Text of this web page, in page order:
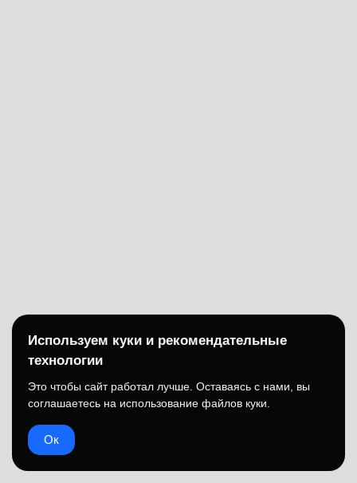
Используем куки и рекомендательные
технологии
Это чтобы сайт работал лучше. Оставаясь с нами, вы
соглашаетесь на использование файлов куки.
Ок